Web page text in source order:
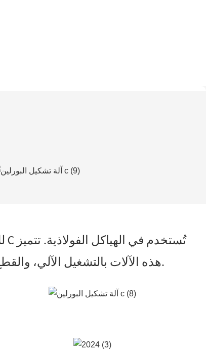
هذه الآلات بالتشغيل الآلي، والقطع الدقيق، وسهولة التعديل لمختلف الأحجام، مما يضمن كفاءة عالية وأداءً متينًا في قطاع الإنشاءات.